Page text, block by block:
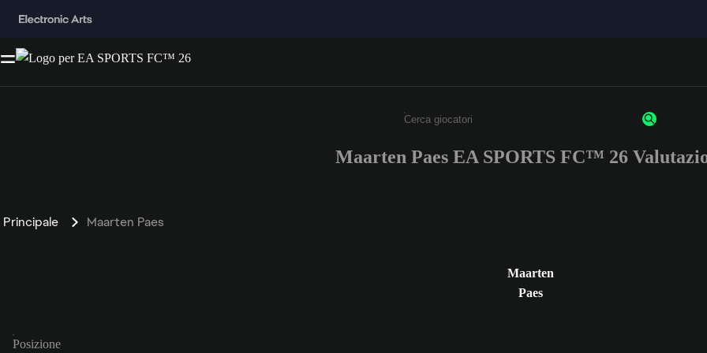
Inserisci un minimo di 3 caratteri o numeri.
Maarten Paes EA SPORTS FC™ 26
Principale Maarten Paes
Maarten
Paes
Posizione